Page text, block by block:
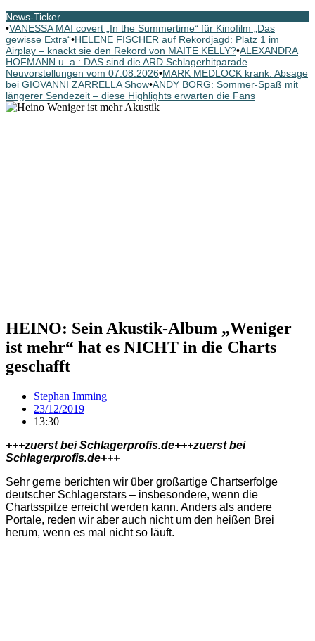
News-Ticker
•VANESSA MAI covert „In the Summertime“ für Kinofilm „Das
gewisse Extra“•HELENE FISCHER auf Rekordjagd: Platz 1 im
Airplay – knackt sie den Rekord von MAITE KELLY?•ALEXANDRA
HOFMANN u. a.: DAS sind die ARD Schlagerhitparade
Neuvorstellungen vom 07.08.2026•MARK MEDLOCK krank: Absage
bei GIOVANNI ZARRELLA Show•ANDY BORG: Sommer-Spaß mit
längerer Sendezeit – diese Highlights erwarten die Fans
HEINO: Sein Akustik-Album „Weniger
ist mehr“ hat es NICHT in die Charts
geschafft
Stephan Imming
23/12/2019
13:30
+++zuerst bei Schlagerprofis.de+++zuerst bei
Schlagerprofis.de+++
Sehr gerne berichten wir über großartige Chartserfolge
deutscher Schlagerstars – insbesondere, wenn die
Chartsspitze erreicht werden kann. Anders als andere
Portale, reden wir aber auch nicht um den heißen Brei
herum, wenn es mal nicht so läuft.